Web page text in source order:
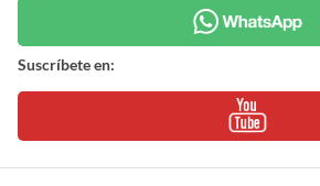
Suscríbete en: